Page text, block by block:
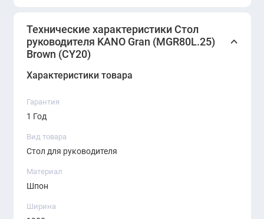
Качество:
использование премиальных
материалов гарантирует долговечность и
Эргономика: продуманная конструкция
Технические характеристики Стол
руководителя KANO Gran (MGR80L.25)
Brown (CY20)
Характеристики товара
Гарантия
1 Год
Вид товара
Стол для руководителя
Материал
Шпон
Ширина